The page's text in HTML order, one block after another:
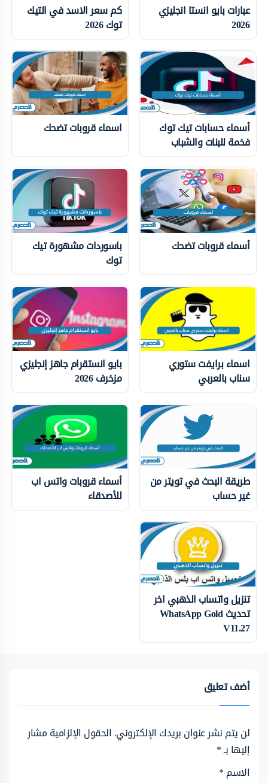
عبارات بايو انستا انجليزي
2026
كم سعر الاسد في التيك
توك 2026
أسماء حسابات تيك توك
فخمة للبنات والشباب
اسماء قروبات تضحك
أسماء قروبات تضحك باسوردات مشهورة تيك
توك
اسماء برايفت ستوري
سناب بالعربي
بايو انستقرام جاهز إنجليزي
مزخرف 2026
طريقة البحث في تويتر من
غير حساب
أسماء قروبات واتس اب
للأصدقاء
تنزيل واتساب الذهبي اخر
تحديث WhatsApp Gold
V11.27
أضف تعليق
لن يتم نشر عنوان بريدك الإلكتروني. الحقول الإلزامية مشار
إليها بـ*
الاسم*